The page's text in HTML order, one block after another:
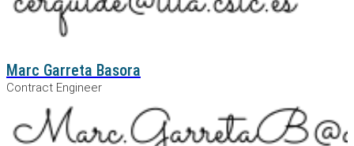
Marc Garreta Basora
Contract Engineer